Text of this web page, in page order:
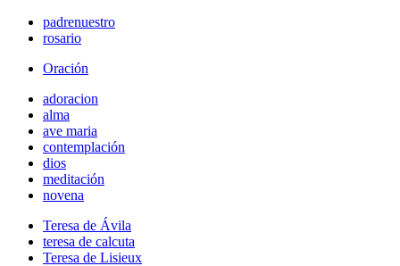
padrenuestro
rosario
Oración
adoracion
alma
ave maria
contemplación
dios
meditación
novena
Teresa de Ávila
teresa de calcuta
Teresa de Lisieux